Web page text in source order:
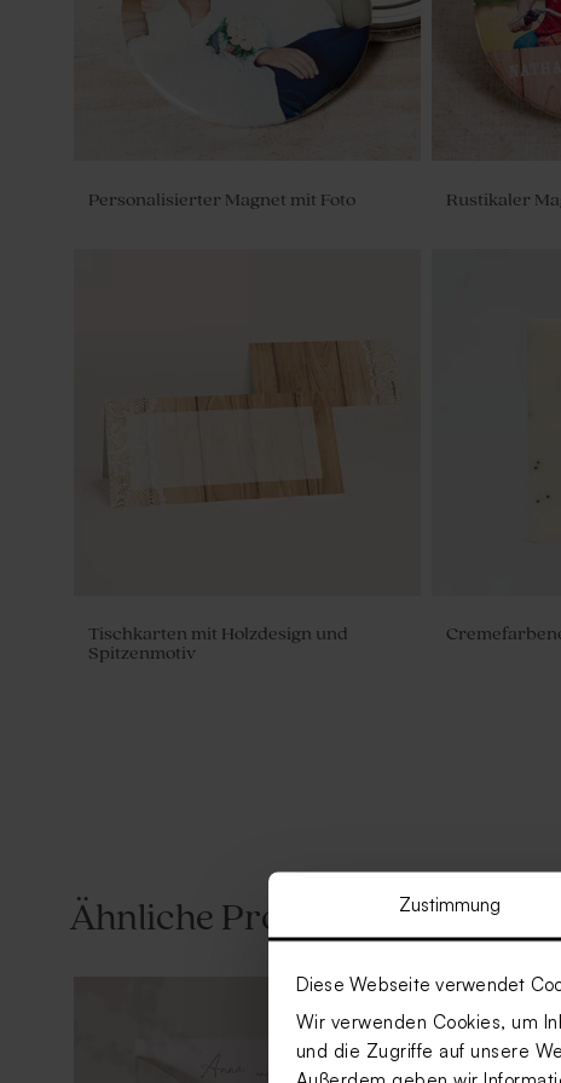
Zustimmung
Diese Webseite verwendet
Wir verwenden Cookies, um
und die Zugriffe auf unsere
Personalisierter Magnet mit Foto Rustikaler
Tischkarten mit Holzdesign und
Spitzenmotiv
Ähnliche Produkte